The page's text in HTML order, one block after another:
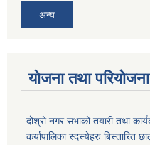
अन्य
योजना तथा परियोजना
दोश्रो नगर सभाको तयारी तथा
कर्यापालिका स्दस्येहरु बिस्तारित